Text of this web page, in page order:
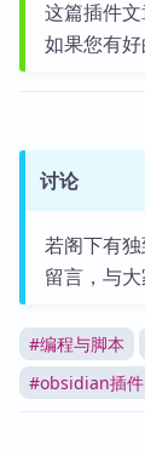
这篇插件
如果您有好
讨论
若阁下有
留言，与大
#编程与脚本
#obsidian插件